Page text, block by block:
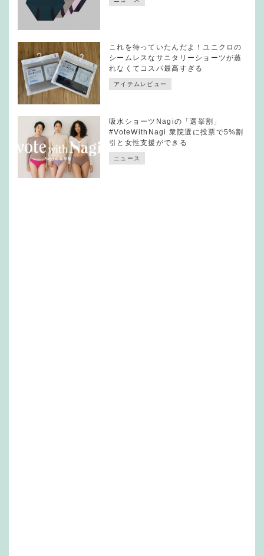
これを待っていたんだよ！ユニクロの
シームレスなサニタリーショーツが蒸
れなくてコスパ最高すぎる
アイテムレビュー
吸水ショーツNagiの「選挙割」
#VoteWithNagi 衆院選に投票で5%割
引と女性支援ができる
ニュース